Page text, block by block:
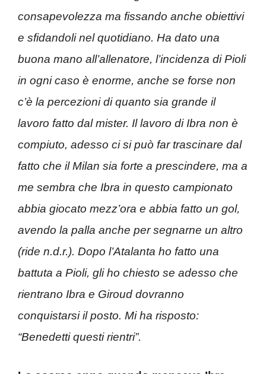
consapevolezza ma fissando anche obiettivi
e sfidandoli nel quotidiano. Ha dato una
buona mano all’allenatore, l’incidenza di Pioli
in ogni caso è enorme, anche se forse non
c’è la percezioni di quanto sia grande il
lavoro fatto dal mister. Il lavoro di Ibra non è
compiuto, adesso ci si può far trascinare dal
fatto che il Milan sia forte a prescindere, ma a
me sembra che Ibra in questo campionato
abbia giocato mezz’ora e abbia fatto un gol,
avendo la palla anche per segnarne un altro
(ride n.d.r.). Dopo l’Atalanta ho fatto una
battuta a Pioli, gli ho chiesto se adesso che
rientrano Ibra e Giroud dovranno
conquistarsi il posto. Mi ha risposto:
“Benedetti questi rientri”.